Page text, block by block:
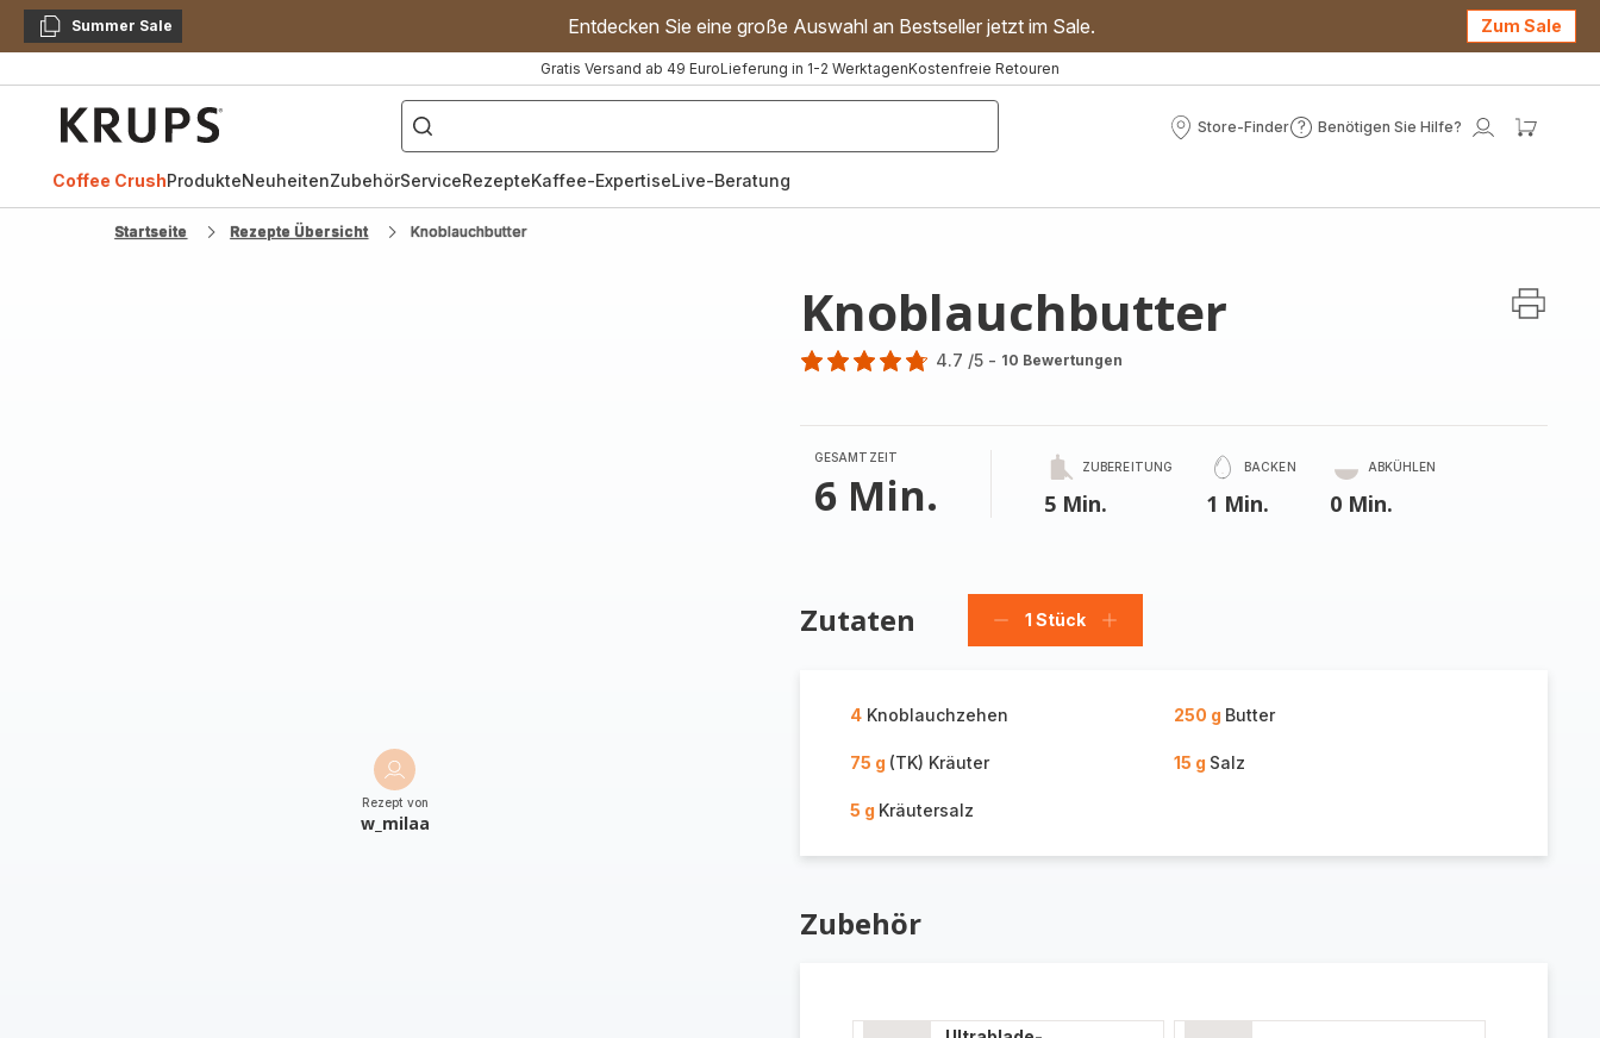
KopierenSummer Sale Entdecken Sie eine große Auswahl an Bestseller jetzt im Sale. Zum Sale
Gratis Versand ab 49 EuroLieferung in 1-2 WerktagenKostenfreie Retouren
["Kaffeevollautomat","Handmixer","Waffeleisen"]
Store-Finder
Store-
Benötigen Sie Hilfe?
Benötigen
Mein
Coffee CrushProdukteNeuheitenZubehörServiceRezepteKaffee-ExpertiseLive-Beratung
Startseite Rezepte Übersicht Knoblauchbutter
Rezept von
w_milaa
Knoblauchbutter
4.7 /5 - 10 Bewertungen
GESAMTZEIT
6 Min.
ZUBEREITUNG
5 Min.
BACKEN
1 Min.
ABKÜHLEN
0 Min.
Zutaten
Stück1 Stück
Stück
4Knoblauchzehen 250 g Butter
75 g (TK) Kräuter 15 g Salz
5 g Kräutersalz
Zubehör